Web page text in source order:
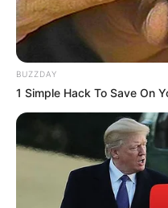
Berlliana Lovell
TULIS
BUZZDAY
1 Simple Hack To Save On